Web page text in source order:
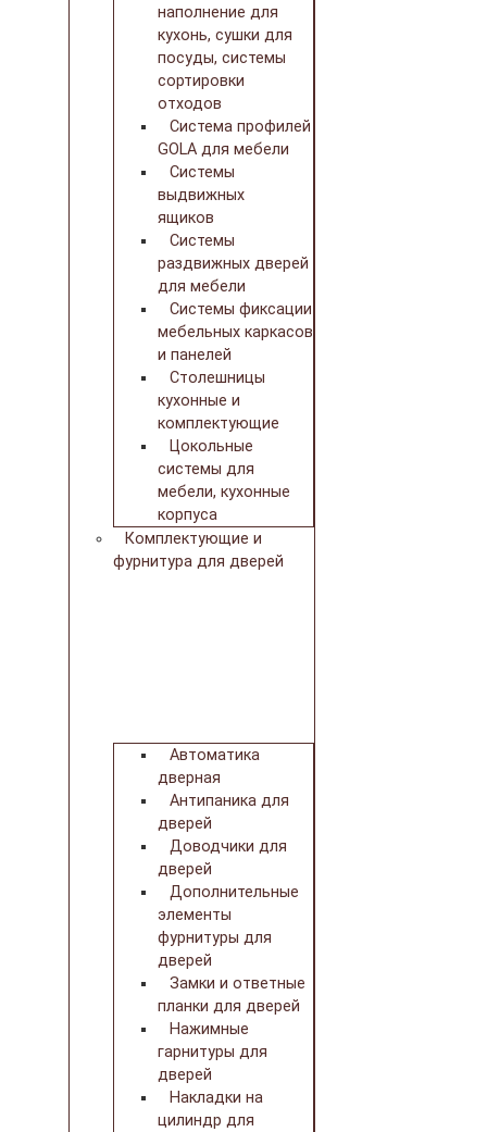
наполнение для
кухонь, сушки для
посуды, системы
сортировки
отходов
Система профилей
GOLA для мебели
Системы
выдвижных
ящиков
Системы
раздвижных дверей
для мебели
Системы фиксации
мебельных каркасов
и панелей
Столешницы
кухонные и
комплектующие
Цокольные
системы для
мебели, кухонные
корпуса
Комплектующие и
фурнитура для дверей
Автоматика
дверная
Антипаника для
дверей
Доводчики для
дверей
Дополнительные
элементы
фурнитуры для
дверей
Замки и ответные
планки для дверей
Нажимные
гарнитуры для
дверей
Накладки на
цилиндр для